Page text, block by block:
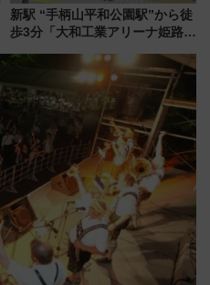
新駅 “手柄山平和公園駅”から徒
歩3分「大和工業アリーナ姫路」
大相撲巡業など 豪華イベントと